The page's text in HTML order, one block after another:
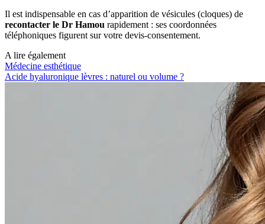
Il est indispensable en cas d’apparition de vésicules (cloques) de
recontacter le Dr Hamou rapidement : ses coordonnées
téléphoniques figurent sur votre devis-consentement.
A lire également
Médecine esthétique
Acide hyaluronique lèvres : naturel ou volume ?